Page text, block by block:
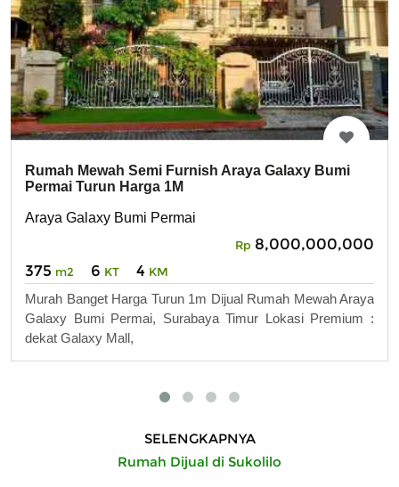
Rumah Mewah Semi Furnish Araya Galaxy Bumi
Permai Turun Harga 1M
Araya Galaxy Bumi Permai
Rp 8,000,000,000
375 m2 6 KT 4 KM
Murah Banget Harga Turun 1m Dijual Rumah Mewah Araya
Galaxy Bumi Permai, Surabaya Timur Lokasi Premium :
dekat Galaxy Mall,
SELENGKAPNYA
Rumah Dijual di Sukolilo